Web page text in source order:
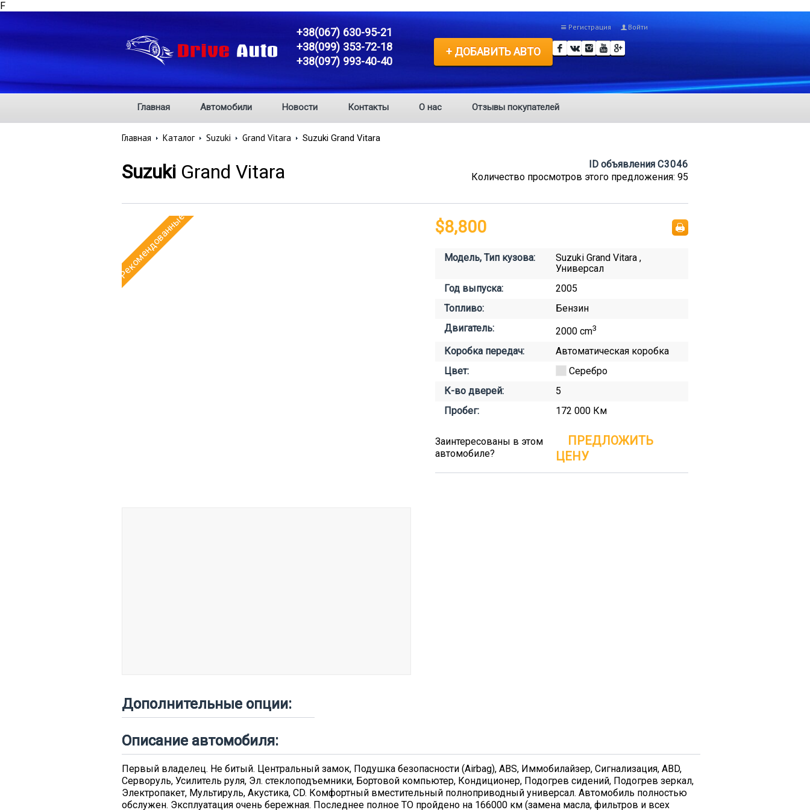
F
+38(067) 630-95-21
+38(099) 353-72-18
+38(097) 993-40-40
Регистрация Войти
+ ДОБАВИТЬ АВТО
Главная Автомобили Новости Контакты О нас Отзывы покупателей
Главная Каталог Suzuki Grand Vitara Suzuki Grand Vitara
ID объявления C3046
Количество просмотров этого предложения: 95
Suzuki Grand Vitara
Рекомендованные $8,800
Модель, Тип кузова:
Suzuki Grand Vitara ,
Универсал
Год выпуска:
2005
Топливо:
Бензин
Двигатель:
2000 cm3
Коробка передач:
Автоматическая коробка
Цвет:
Серебро
К-во дверей:
5
Пробег:
172 000 Км
Заинтересованы в этом
автомобиле?
ПРЕДЛОЖИТЬ
ЦЕНУ
Дополнительные опции:
Описание автомобиля:
Первый владелец. Не битый. Центральный замок, Подушка безопасности (Airbag), ABS, Иммобилайзер, Сигнализация, ABD,
Серворуль, Усилитель руля, Эл. стеклоподъемники, Бортовой компьютер, Кондиционер, Подогрев сидений, Подогрев зеркал,
Электропакет, Мультируль, Акустика, CD. Комфортный вместительный полноприводный универсал. Автомобиль полностью
обслужен. Эксплуатация очень бережная. Последнее полное ТО пройдено на 166000 км (замена масла, фильтров и всех